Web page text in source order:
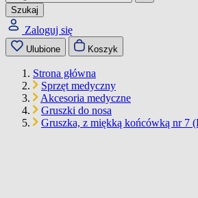
Szukaj
Zaloguj się
Ulubione Koszyk
Strona główna
Sprzęt medyczny
Akcesoria medyczne
Gruszki do nosa
Gruszka, z miękką końcówką nr 7